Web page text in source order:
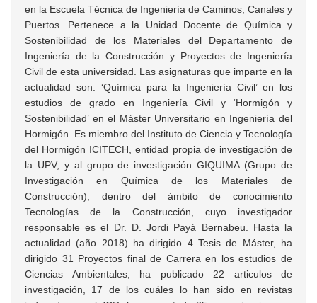
en la Escuela Técnica de Ingeniería de Caminos, Canales y
Puertos. Pertenece a la Unidad Docente de Química y
Sostenibilidad de los Materiales del Departamento de
Ingeniería de la Construcción y Proyectos de Ingeniería
Civil de esta universidad. Las asignaturas que imparte en la
actualidad son: ‘Química para la Ingeniería Civil’ en los
estudios de grado en Ingeniería Civil y ‘Hormigón y
Sostenibilidad’ en el Máster Universitario en Ingeniería del
Hormigón. Es miembro del Instituto de Ciencia y Tecnología
del Hormigón ICITECH, entidad propia de investigación de
la UPV, y al grupo de investigación GIQUIMA (Grupo de
Investigación en Química de los Materiales de
Construcción), dentro del ámbito de conocimiento
Tecnologías de la Construcción, cuyo investigador
responsable es el Dr. D. Jordi Payá Bernabeu. Hasta la
actualidad (año 2018) ha dirigido 4 Tesis de Máster, ha
dirigido 31 Proyectos final de Carrera en los estudios de
Ciencias Ambientales, ha publicado 22 articulos de
investigación, 17 de los cuáles lo han sido en revistas